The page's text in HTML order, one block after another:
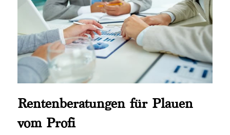
Rentenberatungen für Plauen
vom Profi